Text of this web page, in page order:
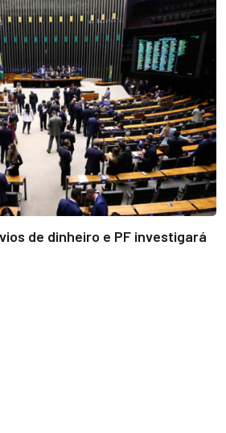
de dinheiro e PF investigará